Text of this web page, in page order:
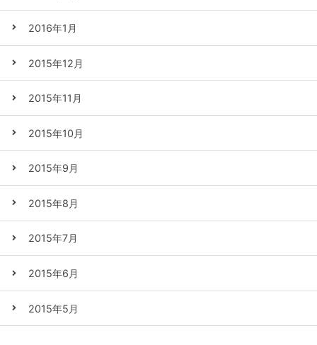
2016年1月
2015年12月
2015年11月
2015年10月
2015年9月
2015年8月
2015年7月
2015年6月
2015年5月